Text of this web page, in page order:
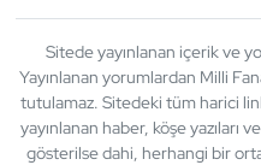
Sitede yayınlanan içerik ve
Yayınlanan yorumlardan Milli
tutulamaz. Sitedeki tüm harici
yayınlanan haber, köşe yazıları
gösterilse dahi, herhangi bir